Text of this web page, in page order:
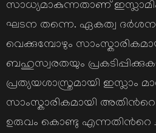
സാധ്യമാകുന്നതാണ്
ഘടന തന്നെ. ഏകത്വ ദര്‍ശനം
വെക്കുമ്പോഴും
ബഹുസ്വരതയും
പ്രത്യയശാസ്ത്രമായി ഇസ്ലാം
സാംസ്കാരികമായി
ഉരുവം കൊണ്ടു എന്നതിന്‍റെ